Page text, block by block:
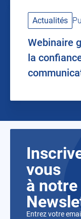
Actualités
Webinaire
la
vous
à notre
Entrez votre email